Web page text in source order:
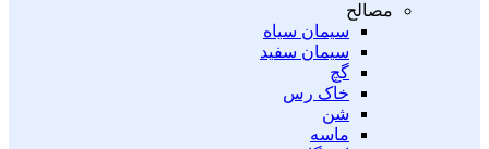
مصالح
سیمان سیاه
سیمان سفید
گچ
خاک رس
شن
ماسه